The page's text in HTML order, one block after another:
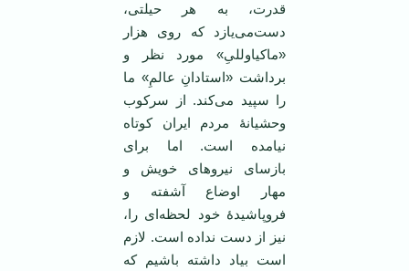
قدرت، به هر حیلتی،
دست‌می‌یازد که روی هزار
«ماکیاوللیِ» مورد نظر و
برداشت «استادانِ عالمِ» ما
را سپید می‌کند. از سرکوب
وحشیانۀ مردم ایران کوتاه
نیامده است. اما برای
بازسای نیروهای خویش و
مهار اوضاع آشفته و
فروپاشیدۀ خود لحظه‌ای را،
نیز از دست نداده است. لازم
است بیاد داشته باشیم که